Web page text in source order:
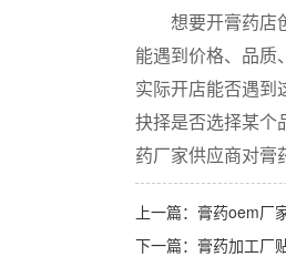
想要开膏药店创
能遇到价格、品质
实际开店能否遇到
抉择是否选择某个
药厂家供应商对膏
上一篇： 膏药oem厂
下一篇： 膏药加工厂